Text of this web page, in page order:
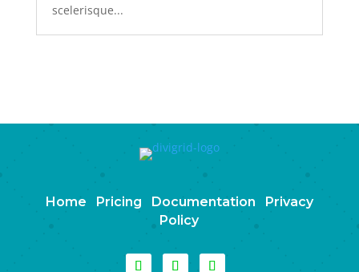
scelerisque...
Home Pricing Documentation
Privacy
Policy